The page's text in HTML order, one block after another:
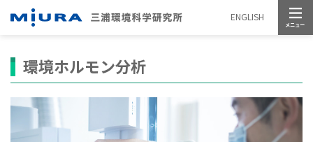
ENGLISH
環境ホルモン分析